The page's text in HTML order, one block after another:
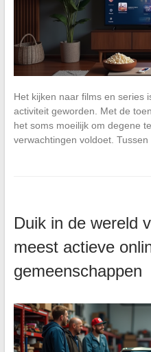
Het kijken naar films en series
activiteit geworden. Met de
het soms moeilijk om degene
verwachtingen voldoet.
Duik in de wereld
meest actieve
gemeenschappen